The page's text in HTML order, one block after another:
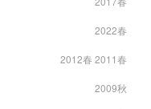
2022春
2012春 2011春
2009秋